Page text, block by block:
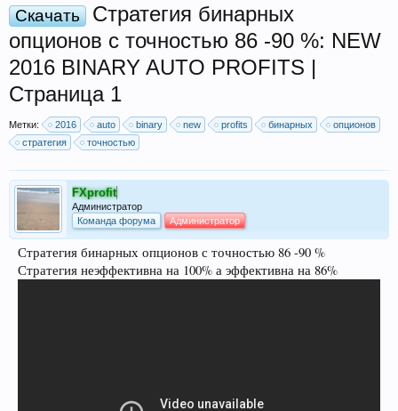
Скачать
Стратегия бинарных
опционов с точностью 86 -90 %: NEW
2016 BINARY AUTO PROFITS |
Страница 1
Метки: 2016 auto binary new profits бинарных
опционов
стратегия
точностью
FXprofit
Администратор
Команда форума
Администратор
Стратегия бинарных опционов с точностью 86 -90 %
Стратегия неэффективна на 100% а эффективна на 86%